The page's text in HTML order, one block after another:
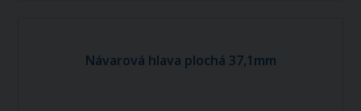
Návarová hlava plochá 37,1mm